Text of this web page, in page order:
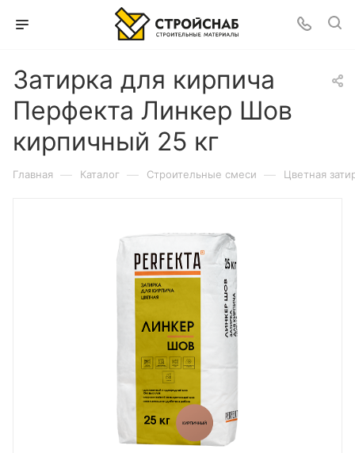
Затирка для кирпича
Перфекта Линкер Шов
кирпичный 25 кг
Главная — Каталог — Строительные смеси — Цветная